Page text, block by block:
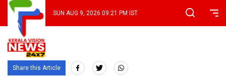
SUN AUG 9, 2026 09:21 PM IST
Share this Article